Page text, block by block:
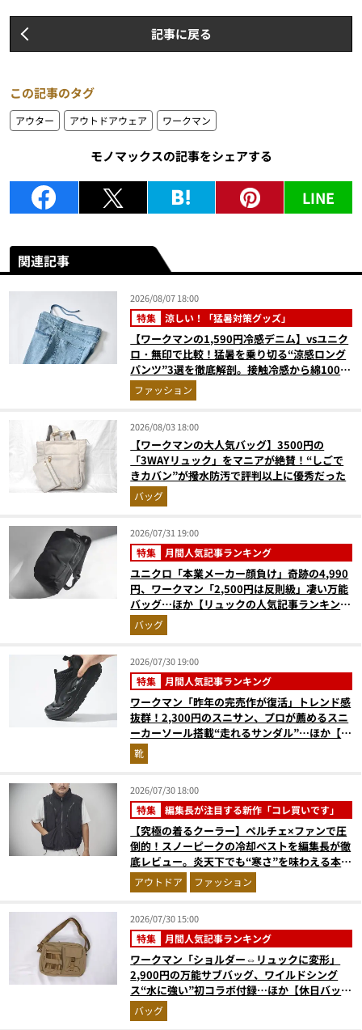
記事に戻る
この記事のタグ
アウター アウトドアウェア ワークマン
モノマックスの記事をシェアする
LINE
関連記事
2026/08/07 18:00
特集 涼しい！「猛暑対策グッズ」
【ワークマンの1,590円冷感デニム】vsユニク
ロ・無印で比較！猛暑を乗り切る“涼感ロング
パンツ”3選を徹底解剖。接触冷感から綿100%
まで決定版
ファッション
2026/08/03 18:00
【ワークマンの大人気バッグ】3500円の
「3WAYリュック」をマニアが絶賛！“しごで
きカバン”が撥水防汚で評判以上に優秀だった
バッグ
2026/07/31 19:00
特集 月間人気記事ランキング
ユニクロ「本業メーカー顔負け」奇跡の4,990
円、ワークマン「2,500円は反則級」凄い万能
バッグ…ほか【リュックの人気記事ランキング
ベスト3】（2026年6月版）
バッグ
2026/07/30 19:00
特集 月間人気記事ランキング
ワークマン「昨年の完売作が復活」トレンド感
抜群！2,300円のスニサン、プロが薦めるスニ
ーカーソール搭載“走れるサンダル”…ほか【夏
シューズの人気記事ランキングベスト3】
（2026年6月版）
靴
2026/07/30 18:00
特集 編集長が注目する新作「コレ買いです」
【究極の着るクーラー】ペルチェ×ファンで圧
倒的！スノーピークの冷却ベストを編集長が徹
底レビュー。炎天下でも“寒さ”を味わえる本気
のギア『コレ買いです』Vol.172
アウトドア ファッション
2026/07/30 15:00
特集 月間人気記事ランキング
ワークマン「ショルダー⇔リュックに変形」
2,900円の万能サブバッグ、ワイルドシング
ス“水に強い”初コラボ付録…ほか【休日バッグ
の人気記事ランキングベスト3】（2026年6月
版）
バッグ